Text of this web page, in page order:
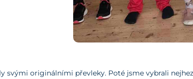
originálními převleky. Poté jsme vybrali